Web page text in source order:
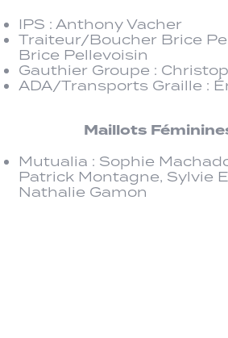
IPS : Anthony Vacher
Traiteur/Boucher Brice
Brice Pellevoisin
Gauthier Groupe :
ADA/Transports Graille :
Maillots
Mutualia : Sophie
Patrick Montagne, Sylvie
Nathalie Gamon